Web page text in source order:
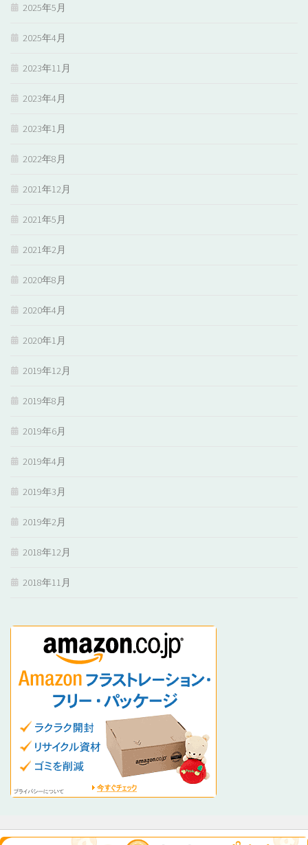
2025年5月
2025年4月
2023年11月
2023年4月
2023年1月
2022年8月
2021年12月
2021年5月
2021年2月
2020年8月
2020年4月
2020年1月
2019年12月
2019年8月
2019年6月
2019年4月
2019年3月
2019年2月
2018年12月
2018年11月